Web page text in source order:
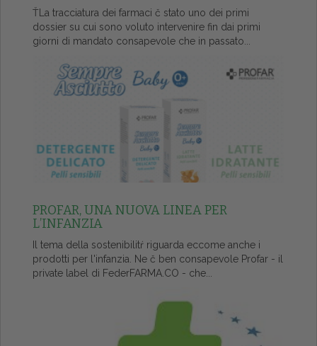
ŤLa tracciatura dei farmaci č stato uno dei primi
dossier su cui sono voluto intervenire fin dai primi
giorni di mandato consapevole che in passato...
PROFAR, UNA NUOVA LINEA PER
L’INFANZIA
Il tema della sostenibilitŕ riguarda eccome anche i
prodotti per l'infanzia. Ne č ben consapevole Profar - il
private label di FederFARMA.CO - che...